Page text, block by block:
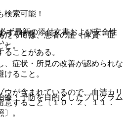
づく情報
ことがある。
っては、患者の証（体質・症
。
、症状・所見の改善が認められな
ること。
が含まれているので、血清カリ
意すること〔１０．２、１１．
。
索可能！
ず最新の添付文書および安全性
。
・予防を目的としたプログラム